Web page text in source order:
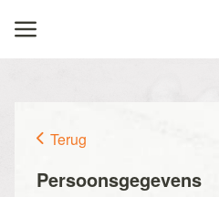
Terug
Persoonsgegevens